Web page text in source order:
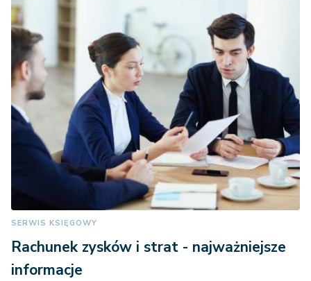
SERWIS KSIĘGOWY
Rachunek zysków i strat - najważniejsze
informacje